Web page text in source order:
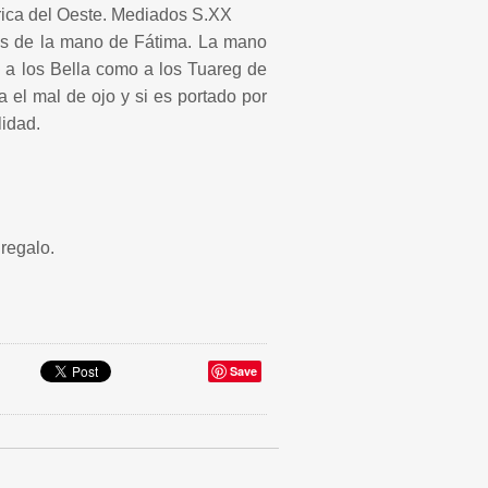
del Oeste. Mediados S.XX
de la mano de Fátima. La mano
los Bella como a los Tuareg de
el mal de ojo y si es portado por
Save